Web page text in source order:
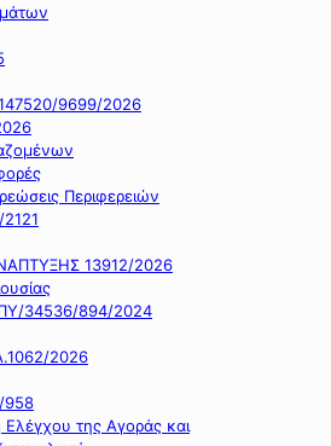
9699/2026
Περιφερειών
13912/2026
34536/894/2024
2026
958
της Αγοράς και